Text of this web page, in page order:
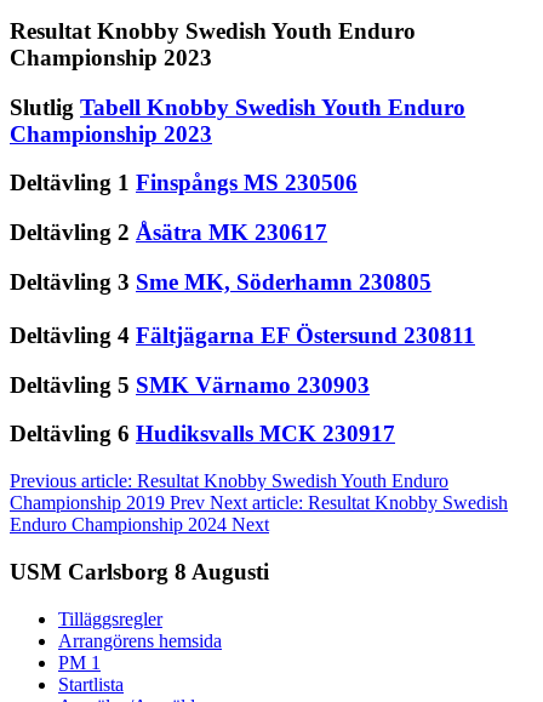
Resultat Knobby Swedish Youth Enduro
Championship 2023
Slutlig Tabell Knobby Swedish Youth Enduro
Championship 2023
Deltävling 1 Finspångs MS 230506
Deltävling 2 Åsätra MK 230617
Deltävling 3 Sme MK, Söderhamn 230805
Deltävling 4 Fältjägarna EF Östersund 230811
Deltävling 5 SMK Värnamo 230903
Deltävling 6 Hudiksvalls MCK 230917
Previous article: Resultat Knobby Swedish Youth Enduro
Championship 2019 Prev Next article: Resultat Knobby Swedish
Enduro Championship 2024 Next
USM Carlsborg 8 Augusti
Tilläggsregler
Arrangörens hemsida
PM 1
Startlista